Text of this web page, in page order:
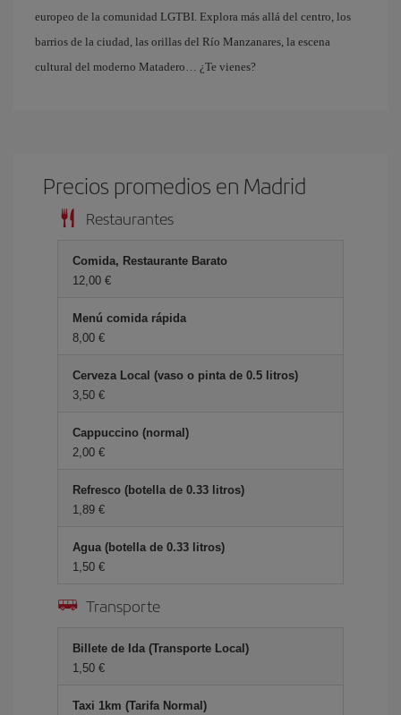
europeo de la comunidad LGTBI. Explora más allá del centro, los
barrios de la ciudad, las orillas del Río Manzanares, la escena
cultural del moderno Matadero… ¿Te vienes?
Precios promedios en Madrid
Restaurantes
Comida, Restaurante Barato
12,00 €
Menú comida rápida
8,00 €
Cerveza Local (vaso o pinta de 0.5 litros)
3,50 €
Cappuccino (normal)
2,00 €
Refresco (botella de 0.33 litros)
1,89 €
Agua (botella de 0.33 litros)
1,50 €
Transporte
Billete de Ida (Transporte Local)
1,50 €
Taxi 1km (Tarifa Normal)